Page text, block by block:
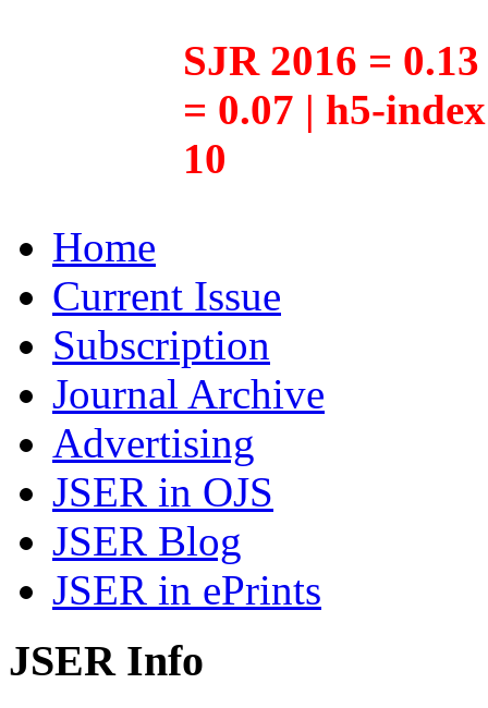
SJR 2016 =
= 0.07 | h5-
10
Home
Current Issue
Subscription
Journal Archive
Advertising
JSER in OJS
JSER Blog
JSER in ePrints
JSER Info